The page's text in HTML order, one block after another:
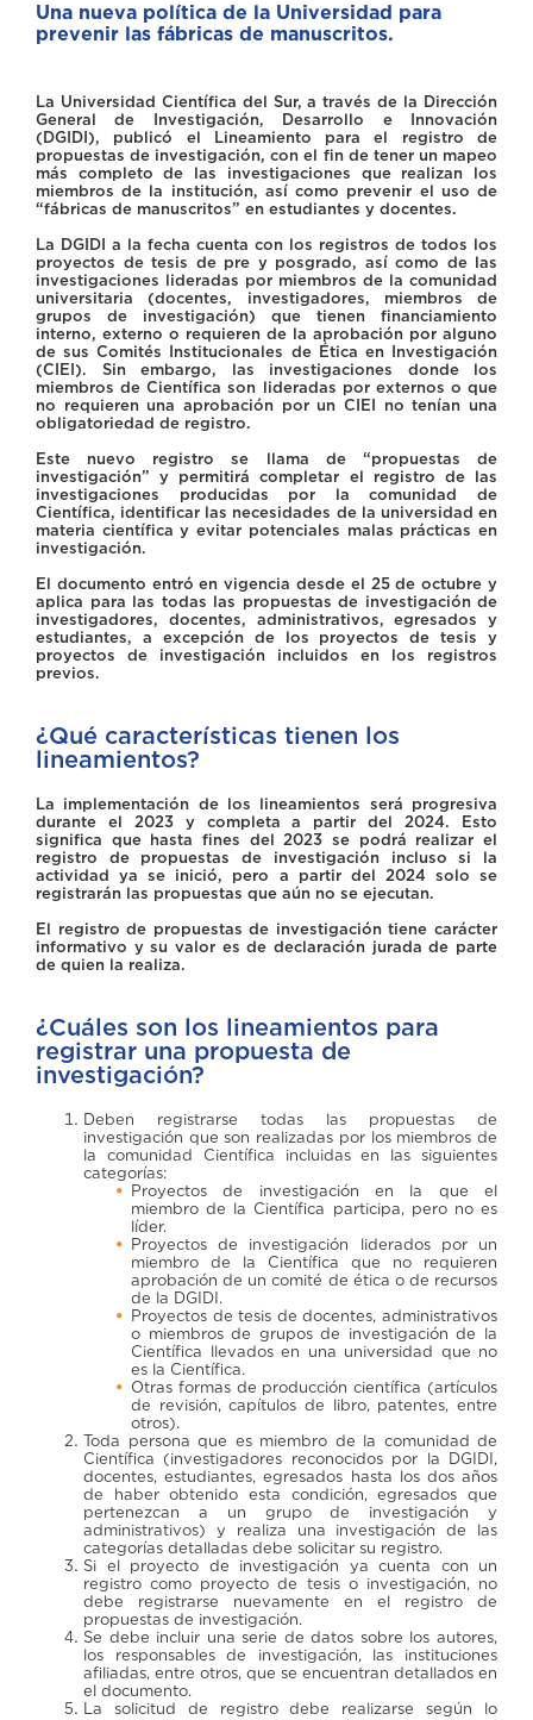
Una nueva política de la Universidad para
prevenir las fábricas de manuscritos.
La Universidad Científica del Sur, a través de la Dirección
General de Investigación, Desarrollo e Innovación
(DGIDI), publicó el Lineamiento para el registro de
propuestas de investigación, con el fin de tener un mapeo
más completo de las investigaciones que realizan los
miembros de la institución, así como prevenir el uso de
“fábricas de manuscritos” en estudiantes y docentes.
La DGIDI a la fecha cuenta con los registros de todos los
proyectos de tesis de pre y posgrado, así como de las
investigaciones lideradas por miembros de la comunidad
universitaria (docentes, investigadores, miembros de
grupos de investigación) que tienen financiamiento
interno, externo o requieren de la aprobación por alguno
de sus Comités Institucionales de Ética en Investigación
(CIEI). Sin embargo, las investigaciones donde los
miembros de Científica son lideradas por externos o que
no requieren una aprobación por un CIEI no tenían una
obligatoriedad de registro.
Este nuevo registro se llama de “propuestas de
investigación” y permitirá completar el registro de las
investigaciones producidas por la comunidad de
Científica, identificar las necesidades de la universidad en
materia científica y evitar potenciales malas prácticas en
investigación.
El documento entró en vigencia desde el 25 de octubre y
aplica para las todas las propuestas de investigación de
investigadores, docentes, administrativos, egresados y
estudiantes, a excepción de los proyectos de tesis y
proyectos de investigación incluidos en los registros
previos.
¿Qué características tienen los
lineamientos?
La implementación de los lineamientos será progresiva
durante el 2023 y completa a partir del 2024. Esto
significa que hasta fines del 2023 se podrá realizar el
registro de propuestas de investigación incluso si la
actividad ya se inició, pero a partir del 2024 solo se
registrarán las propuestas que aún no se ejecutan.
El registro de propuestas de investigación tiene carácter
informativo y su valor es de declaración jurada de parte
de quien la realiza.
¿Cuáles son los lineamientos para
registrar una propuesta de
investigación?
Deben registrarse todas las propuestas de
investigación que son realizadas por los miembros de
la comunidad Científica incluidas en las siguientes
categorías:
Proyectos de investigación en la que el
miembro de la Científica participa, pero no es
líder.
Proyectos de investigación liderados por un
miembro de la Científica que no requieren
aprobación de un comité de ética o de recursos
de la DGIDI.
Proyectos de tesis de docentes, administrativos
o miembros de grupos de investigación de la
Científica llevados en una universidad que no
es la Científica.
Otras formas de producción científica (artículos
de revisión, capítulos de libro, patentes, entre
otros).
Toda persona que es miembro de la comunidad de
Científica (investigadores reconocidos por la DGIDI,
docentes, estudiantes, egresados hasta los dos años
de haber obtenido esta condición, egresados que
pertenezcan a un grupo de investigación y
administrativos) y realiza una investigación de las
categorías detalladas debe solicitar su registro.
Si el proyecto de investigación ya cuenta con un
registro como proyecto de tesis o investigación, no
debe registrarse nuevamente en el registro de
propuestas de investigación.
Se debe incluir una serie de datos sobre los autores,
los responsables de investigación, las instituciones
afiliadas, entre otros, que se encuentran detallados en
el documento.
La solicitud de registro debe realizarse según lo